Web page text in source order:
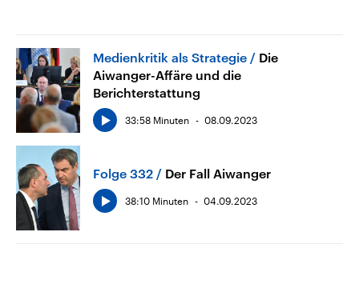
Medienkritik als Strategie
Die
Aiwanger-Affäre und die
Berichterstattung
33:58 Minuten 08.09.2023
Folge 332 Der Fall Aiwanger
38:10 Minuten 04.09.2023